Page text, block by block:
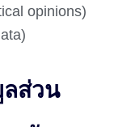
opinions)​
ส่วน